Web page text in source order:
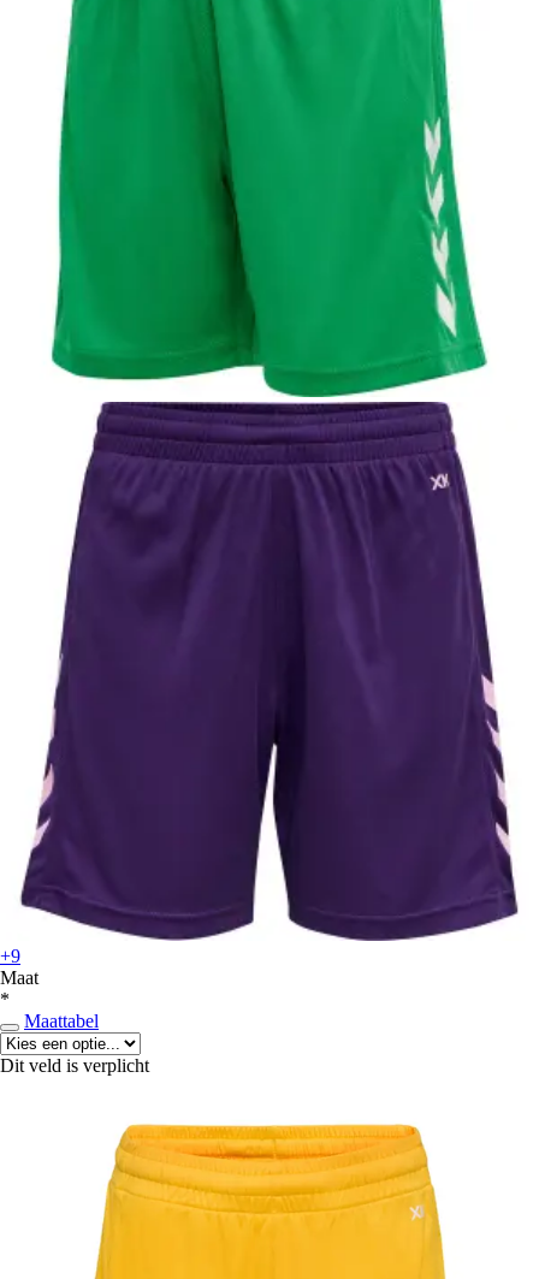
+9
Maat
*
Maattabel
Dit veld is verplicht